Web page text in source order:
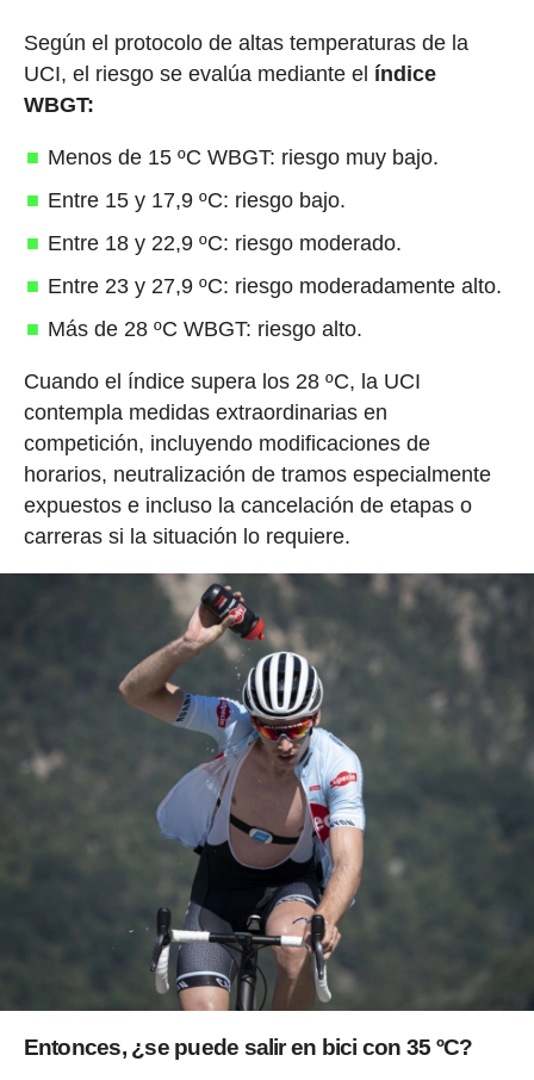
Según el protocolo de altas temperaturas de la
UCI, el riesgo se evalúa mediante el índice
WBGT:
Menos de 15 ºC WBGT: riesgo muy bajo.
Entre 15 y 17,9 ºC: riesgo bajo.
Entre 18 y 22,9 ºC: riesgo moderado.
Entre 23 y 27,9 ºC: riesgo moderadamente alto.
Más de 28 ºC WBGT: riesgo alto.
Cuando el índice supera los 28 ºC, la UCI
contempla medidas extraordinarias en
competición, incluyendo modificaciones de
horarios, neutralización de tramos especialmente
expuestos e incluso la cancelación de etapas o
carreras si la situación lo requiere.
Entonces,¿se puede salir en bici con 35 ºC?